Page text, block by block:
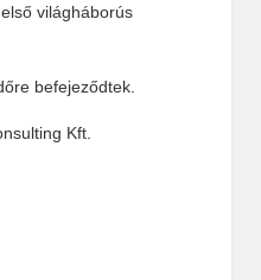
világháborús
befejeződtek.
Kft.